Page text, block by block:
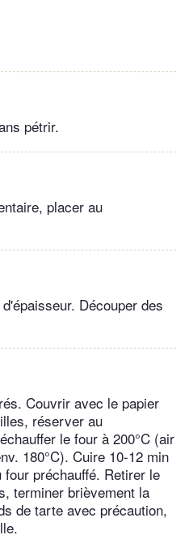
pétrir.
placer au
Découper des
Couvrir avec le papier
réserver au
le four à 200°C (air
180°C). Cuire 10-12 min
préchauffé. Retirer le
terminer brièvement la
de tarte avec précaution,